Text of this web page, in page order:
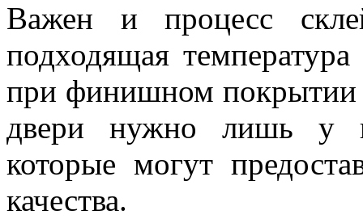
Важен и процесс
подходящая
при финишном покрытии
двери нужно лишь у
которые могут
качества.